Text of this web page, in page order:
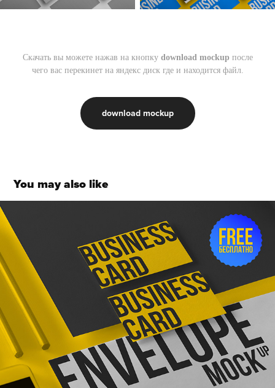
Скачать вы можете нажав на кнопку download mockup после
чего вас перекинет на яндекс диск где и находится файл.
download mockup
You may also like
Business cards and envelope. Free